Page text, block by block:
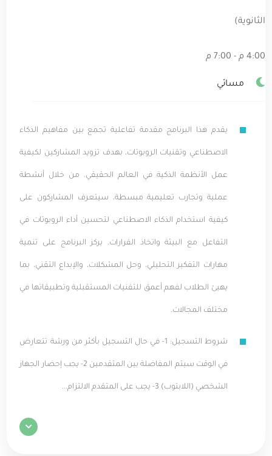
الثانوية)
4:00 م - 7:00 م
مسائي
يقدم هذا البرنامج مقدمة تفاعلية تجمع بين مفاهيم الذكاء
الاصطناعي وتقنيات الروبوتات، بهدف تزويد المشاركين لكيفية
عمل الأنظمة الذكية في العالم الحقيقي. من خلال أنشطة
عملية وتجارب تعليمية مبسطة، سيتعرف المشاركون على
كيفية استخدام الذكاء الاصطناعي لتحسين أداء الروبوتات في
التفاعل مع البيئة واتخاذ القرارات. يركز البرنامج على تنمية
مهارات التفكير التحليلي، وحل المشكلات، والإبداع التقني، بما
يهيئ الطلاب لفهم أعمق للتقنيات المستقبلية وتطبيقاتها في
مختلف المجالات.
شروط التسجيل: 1- في حال التسجيل بأكثر من ورشة تتعارض
في الوقت سيتم المفاضلة بين المتقدمين 2- يجب إحضار الجهاز
الشخصي (اللابتوب) 3- يجب على المتقدم الالتزام...